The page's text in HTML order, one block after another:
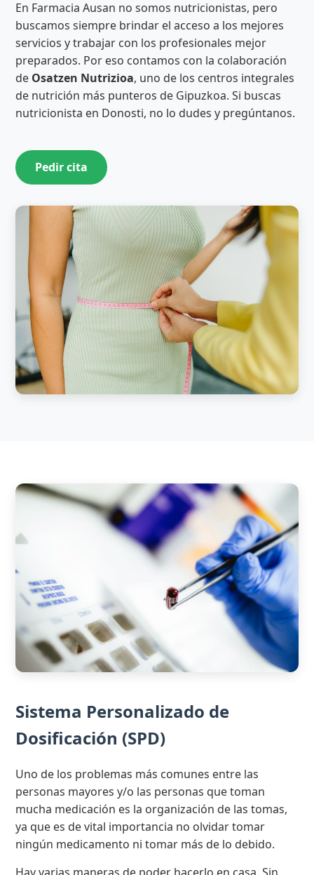
En Farmacia Ausan no somos nutricionistas, pero
buscamos siempre brindar el acceso a los mejores
servicios y trabajar con los profesionales mejor
preparados. Por eso contamos con la colaboración
de Osatzen Nutrizioa, uno de los centros integrales
de nutrición más punteros de Gipuzkoa. Si buscas
nutricionista en Donosti, no lo dudes y pregúntanos.
Pedir cita
Sistema Personalizado de
Dosificación (SPD)
Uno de los problemas más comunes entre las
personas mayores y/o las personas que toman
mucha medicación es la organización de las tomas,
ya que es de vital importancia no olvidar tomar
ningún medicamento ni tomar más de lo debido.